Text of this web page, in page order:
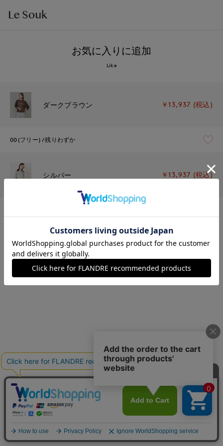
お気に入りに追加
Like
ダークブラウン ￥13,937 (税込)
00(フリー) 残りわずか
シルバー ￥13,937 (税込)